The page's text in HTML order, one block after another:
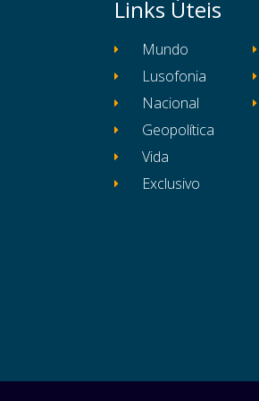
Links Úteis
Mundo
Lusofonia
Nacional
Geopolítica
Vida
Exclusivo